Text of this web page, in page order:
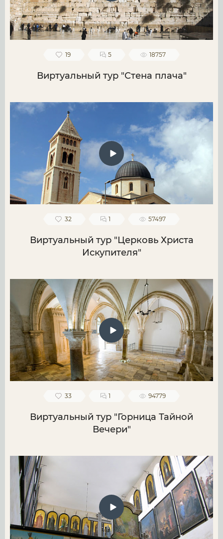
19 5 18757
Виртуальный тур "Стена плача"
32 1 57497
Виртуальный тур "Церковь Христа
Искупителя"
33 1 94779
Виртуальный тур "Горница Тайной
Вечери"